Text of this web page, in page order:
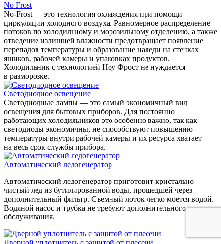
No Frost
No-Frost — это технология охлаждения при помощи
циркуляции холодного воздуха. Равномерное распределение
потоков по холодильному и морозильному отделению, а также
отведение излишней влажности предотвращает появление
перепадов температуры и образование наледи на стенках
ящиков, рабочей камеры и упаковках продуктов.
Холодильник с технологией Ноу Фрост не нуждается
в разморозке.
Светодиодное освещение
Светодиодные лампы — это самый экономичный вид
освещения для бытовых приборов. Для постоянно
работающих холодильников это особенно важно, так как
светодиоды экономичны, не способствуют повышению
температуры внутри рабочей камеры и их ресурса хватает
на весь срок службы прибора.
Автоматический ледогенератор
Автоматический ледогенератор приготовит кристально
чистый лед из бутилированной воды, прошедшей через
дополнительный фильтр. Съемный лоток легко моется водой.
Водяной насос и трубка не требуют дополнительного
обслуживания.
Дверной уплотнитель с защитой от плесени